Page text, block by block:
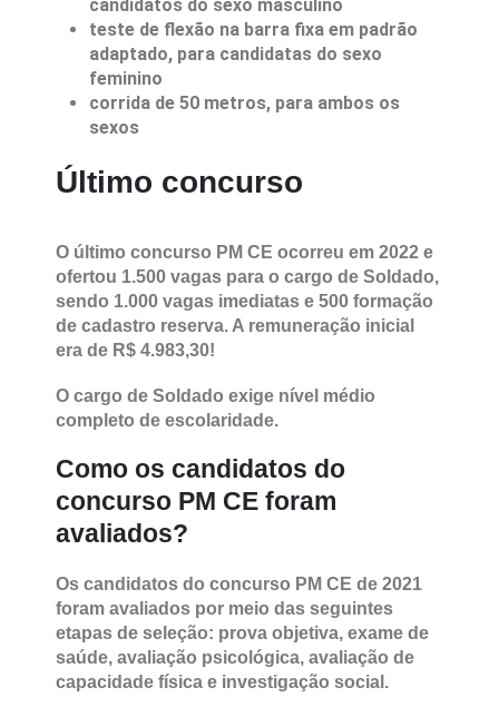
sexos
teste de flexão na barra fixa, para
candidatos do sexo masculino
teste de flexão na barra fixa em padrão
adaptado, para candidatas do sexo
feminino
corrida de 50 metros, para ambos os
sexos
Último concurso
O último concurso PM CE ocorreu em 2022 e
ofertou 1.500 vagas para o cargo de Soldado,
sendo 1.000 vagas imediatas e 500 formação
de cadastro reserva. A remuneração inicial
era de R$ 4.983,30!
O cargo de Soldado exige nível médio
completo de escolaridade.
Como os candidatos do
avaliados?
Os candidatos do concurso PM CE de 2021
foram avaliados por meio das seguintes
etapas de seleção: prova objetiva, exame de